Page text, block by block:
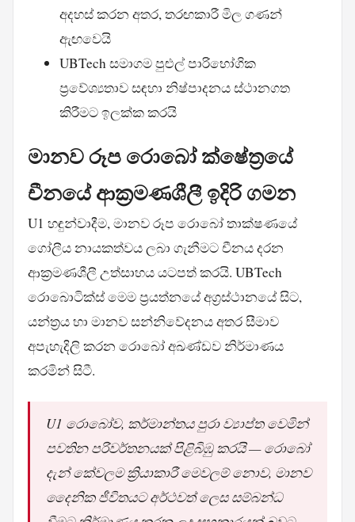
අදහස් කරන අතර, තරඟකාරී මිල ගණන්
ඇඟවෙයි
UBTech සමාගම පුළුල් පාරිභෝගික
ප්‍රවේශ්‍යතාව සඳහා නිෂ්පාදනය ස්ථානගත
කිරීමට ඉලක්ක කරයි
මානව රූප රොබෝ ක්ෂේත්‍රයේ
චීනයේ ආක්‍රමණශීලී ඉදිරි ගමන
U1 හඳුන්වාදීම, මානව රූප රොබෝ තාක්ෂණයේ
ගෝලීය නායකත්වය ලබා ගැනීමට චීනය දරන
ආක්‍රමණශීලී උත්සාහය යටපත් කරයි. UBTech
රොබොටික්ස් මෙම ප්‍රයත්නයේ අග්‍රස්ථානයේ සිට,
යන්ත්‍රය හා මානව සන්නිවේදනය අතර සීමාව
අපැහැදිලි කරන රොබෝ අඛණ්ඩව නිර්මාණය
කරමින් සිටී.
U1 රොබෝව, කර්මාන්තය පුරා ව්‍යාප්ත වෙමින්
පවතින පරිවර්තනයක් පිළිබිඹු කරයි — රොබෝ
දැන් කේවලම ක්‍රියාකාරී මෙවලම් නොව, මානව
දෛනික ජීවිතයට අර්ථවත් ලෙස සම්බන්ධ